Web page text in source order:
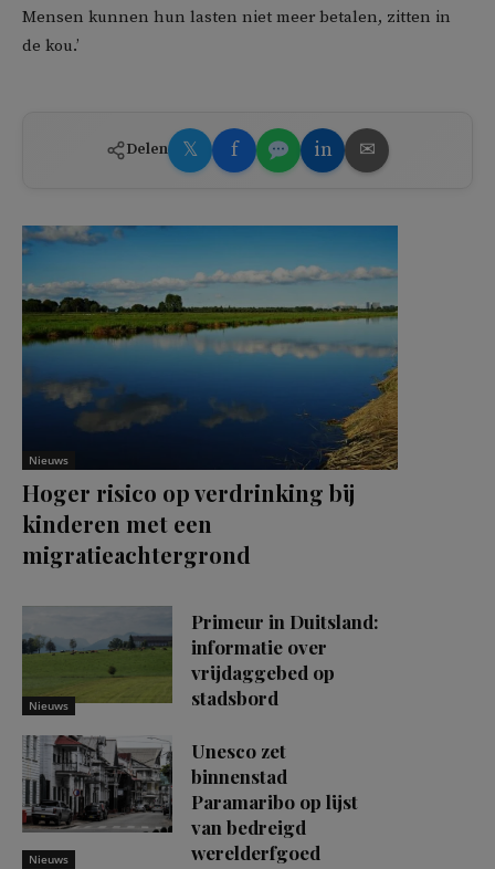
Mensen kunnen hun lasten niet meer betalen, zitten in
de kou.’
Delen 𝕏 f in ✉
Nieuws
Hoger risico op verdrinking bij
kinderen met een
migratieachtergrond
Nieuws
Primeur in Duitsland:
informatie over
vrijdaggebed op
stadsbord
Nieuws
Unesco zet
binnenstad
Paramaribo op lijst
van bedreigd
werelderfgoed